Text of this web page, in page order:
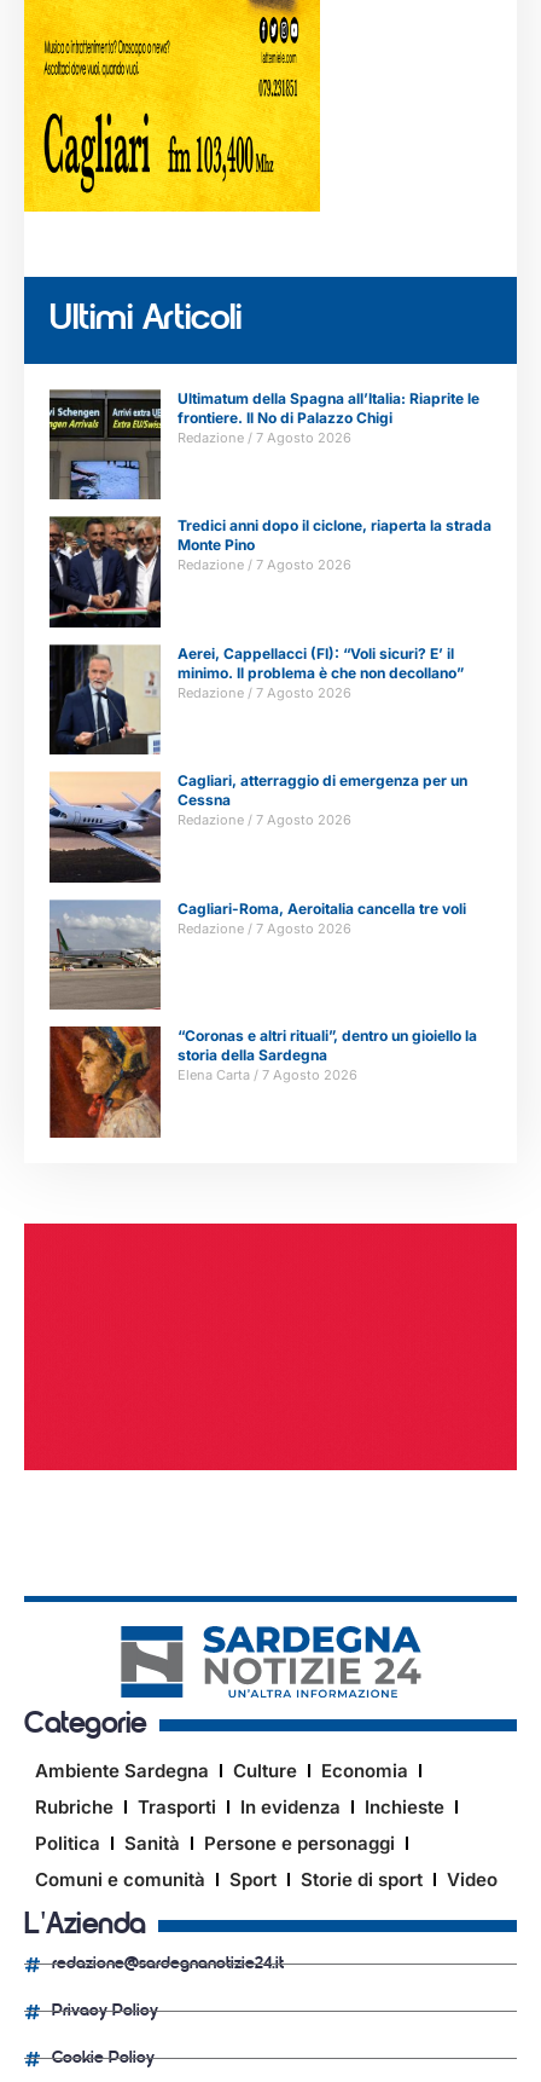
Ultimi Articoli
Ultimatum della Spagna all’Italia: Riaprite le
frontiere. Il No di Palazzo Chigi
Redazione 7 Agosto 2026
Tredici anni dopo il ciclone, riaperta la strada
Monte Pino
Redazione 7 Agosto 2026
Aerei, Cappellacci (FI): “Voli sicuri? E’ il
minimo. Il problema è che non decollano”
Redazione 7 Agosto 2026
Cagliari, atterraggio di emergenza per un
Cessna
Redazione 7 Agosto 2026
Cagliari-Roma, Aeroitalia cancella tre voli
Redazione 7 Agosto 2026
“Coronas e altri rituali”, dentro un gioiello la
storia della Sardegna
Elena Carta 7 Agosto 2026
Categorie
Ambiente Sardegna Culture
Economia
Rubriche
Trasporti In evidenza
Inchieste
Politica
Sanità
Persone e personaggi
Comuni e comunità
Sport Storie di sport Video
L'Azienda
redazione@sardegnanotizie24.it
Privacy Policy
Cookie Policy